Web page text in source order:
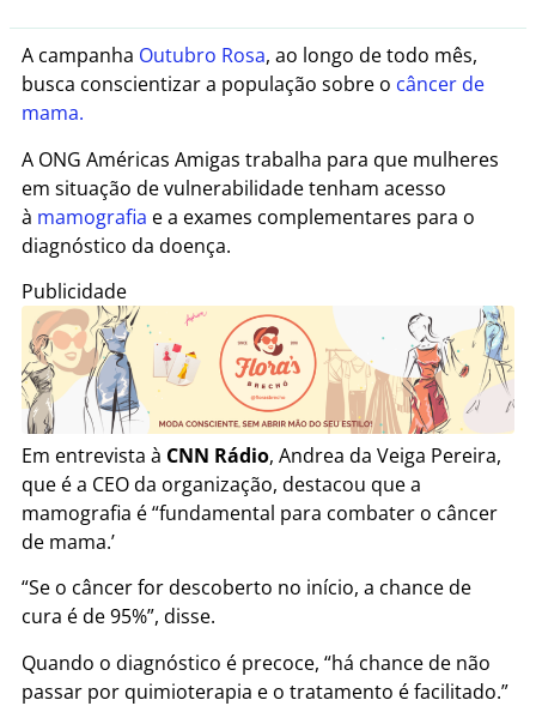
A campanha Outubro Rosa, ao longo de todo mês,
busca conscientizar a população sobre o câncer de
mama.
A ONG Américas Amigas trabalha para que mulheres
em situação de vulnerabilidade tenham acesso
à mamografia e a exames complementares para o
diagnóstico da doença.
Publicidade
Em entrevista à CNN Rádio, Andrea da Veiga Pereira,
que é a CEO da organização, destacou que a
mamografia é “fundamental para combater o câncer
de mama.’
“Se o câncer for descoberto no início, a chance de
cura é de 95%”, disse.
Quando o diagnóstico é precoce, “há chance de não
passar por quimioterapia e o tratamento é facilitado.”